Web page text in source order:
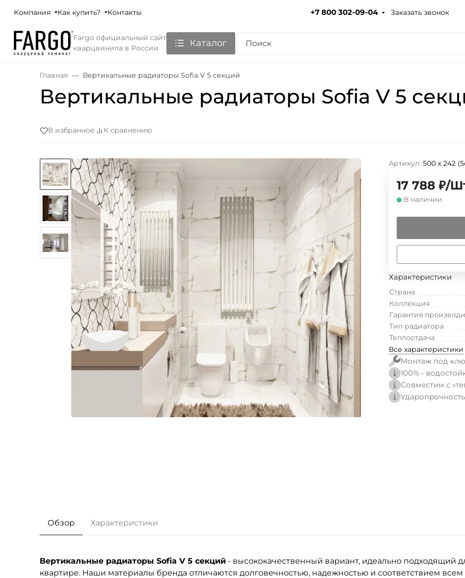
Компания Как купить? Контакты +7 800 302-09-04 Заказать звонок
Fargo официальный сайт
кварцвинила в России
Каталог
Главная Вертикальные радиаторы Sofia V 5 секций
Вертикальные радиаторы Sofia V 5
В избранное К сравнению
Артикул: 500 х 242
17 788 ₽/
В наличии
Характеристики
Страна
Коллекция
Гарантия
Тип радиатора
Теплоотдача
Все характеристики
Монтаж под
100% -
Совместим с
Ударопрочность
Обзор Характеристики
Вертикальные радиаторы Sofia V 5 секций - высококачественный вариант, идеально подходящий
квартире. Наши материалы бренда отличаются долговечностью, надежностью и соответствием